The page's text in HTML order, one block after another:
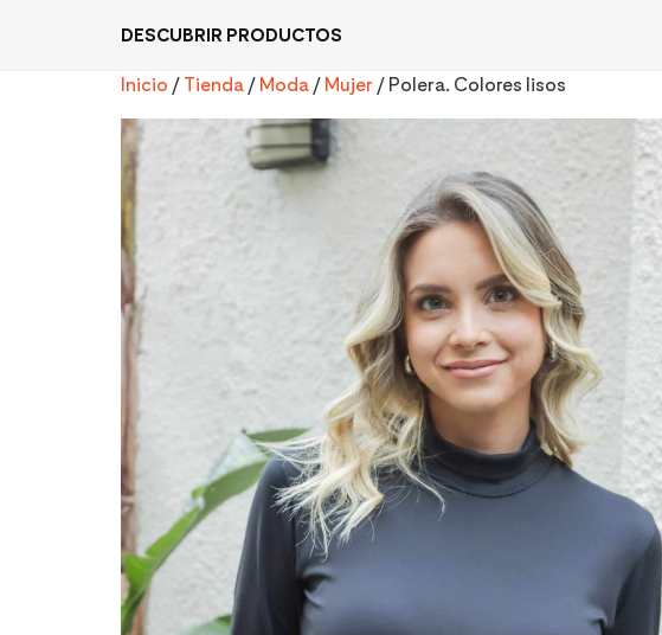
DESCUBRIR PRODUCTOS
Inicio / Tienda / Moda / Mujer / Polera. Colores lisos